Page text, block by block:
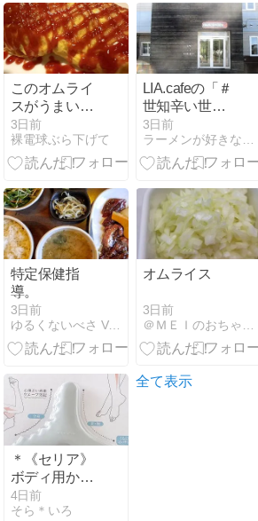
思ってしまっ
た花
このオムライ
スがうまいん
だ！
3日前
裸電球ぶら下げて
LIA.cafeの「＃
世知辛い世の
中で戦う大人
にファンタジ
ーを」と「ア
ー」（網走
市）
3日前
ラーメンが好きなんですよ！えぇ！
特定保健指
導。
3日前
ゆるくないべさ Vol.2
オムライス
3日前
＊《セリア》
ボディ用かっ
さ♪これ、めっ
ちゃ気持ちい
4日前
そら＊いろ
全て表示